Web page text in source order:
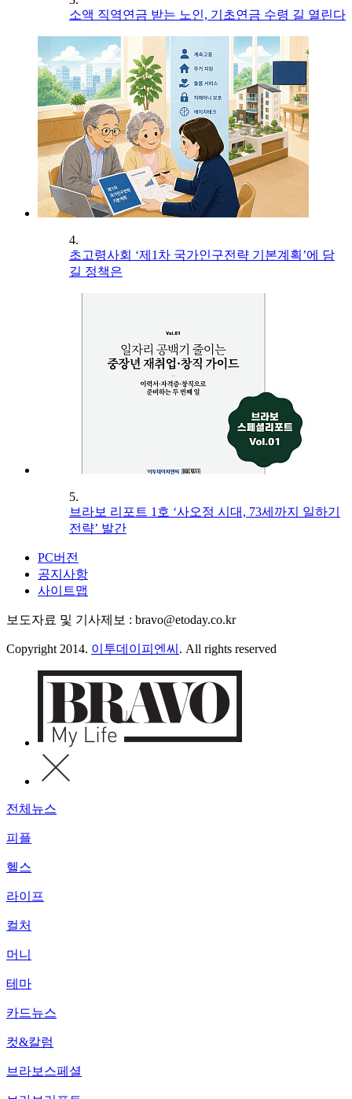
소액 직역연금 받는 노인, 기초연금 수령 길 열린다
4.
초고령사회 ‘제1차 국가인구전략 기본계획’에 담
길 정책은
5.
브라보 리포트 1호 ‘사오정 시대, 73세까지 일하기
전략’ 발간
PC버전
공지사항
사이트맵
보도자료 및 기사제보 : bravo@etoday.co.kr
Copyright 2014. 이투데이피엔씨 . All rights reserved
전체뉴스
피플
헬스
라이프
컬처
머니
테마
카드뉴스
컷&칼럼
브라보스페셜